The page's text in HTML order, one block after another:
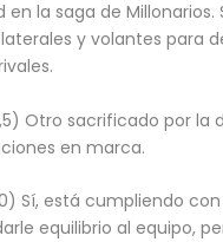
en la saga de
y volantes para
Otro sacrificado por la
en marca.
Sí, está cumpliendo
equilibrio al equipo,